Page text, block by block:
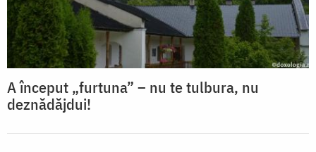
A început „furtuna” – nu te tulbura, nu
deznădăjdui!